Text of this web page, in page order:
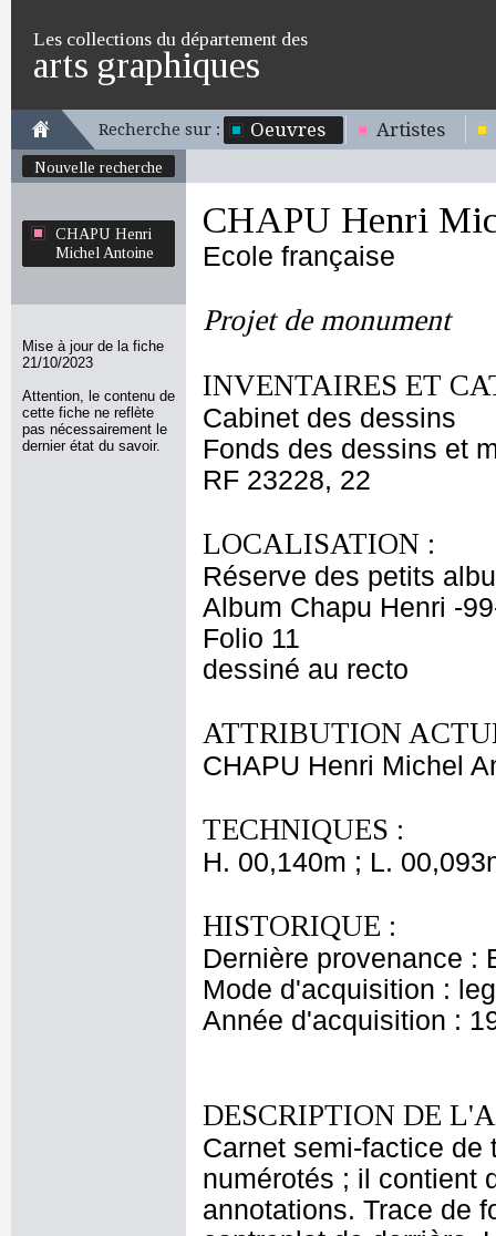
Les collections du département des
arts graphiques
Recherche sur : Oeuvres Artistes
Nouvelle recherche
CHAPU Henri
Michel Antoine
Mise à jour de la fiche
21/10/2023
Attention, le contenu de
cette fiche ne reflète
pas nécessairement le
dernier état du savoir.
CHAPU Henri
Ecole française
Projet de monument
INVENTAIRES ET
Cabinet des dessins
Fonds des dessins et
RF 23228, 22
LOCALISATION :
Réserve des petits
Album Chapu Henri -
Folio 11
dessiné au recto
ATTRIBUTION
CHAPU Henri Michel
TECHNIQUES :
H. 00,140m ; L.
HISTORIQUE :
Dernière provenance :
Mode d'acquisition :
Année d'acquisition :
DESCRIPTION DE
Carnet semi-factice de
numérotés ; il contient
annotations. Trace de